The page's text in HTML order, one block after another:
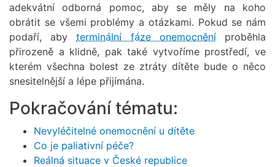
adekvátní odborná pomoc, aby se měly na koho
obrátit se všemi problémy a otázkami. Pokud se nám
podaří, abyterminální fáze onemocněníproběhla
přirozeně a klidně, pak také vytvoříme prostředí, ve
kterém všechna bolest ze ztráty dítěte bude o něco
snesitelnější a lépe přijímána.
Pokračování tématu:
Nevyléčitelné onemocnění u dítěte
Co je paliativní péče?
Reálná situace v České republice